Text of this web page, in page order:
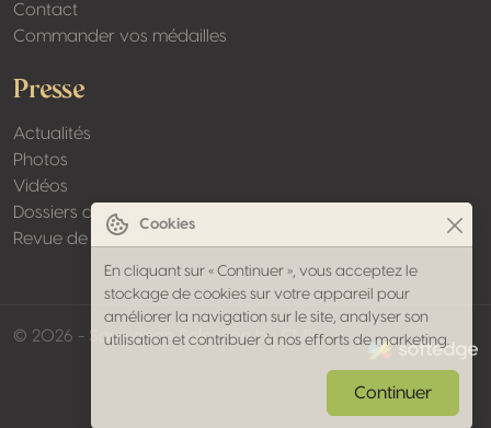
Contact
Commander vos médailles
Presse
Actualités
Photos
Vidéos
Dossiers de presse
Revue de presse
© 2026 - Sauvignon Selection by CMB made by
Cookies
En cliquant sur « Continuer », vous acceptez le
stockage de cookies sur votre appareil pour
améliorer la navigation sur le site, analyser son
utilisation et contribuer à nos efforts de marketing.
Continuer